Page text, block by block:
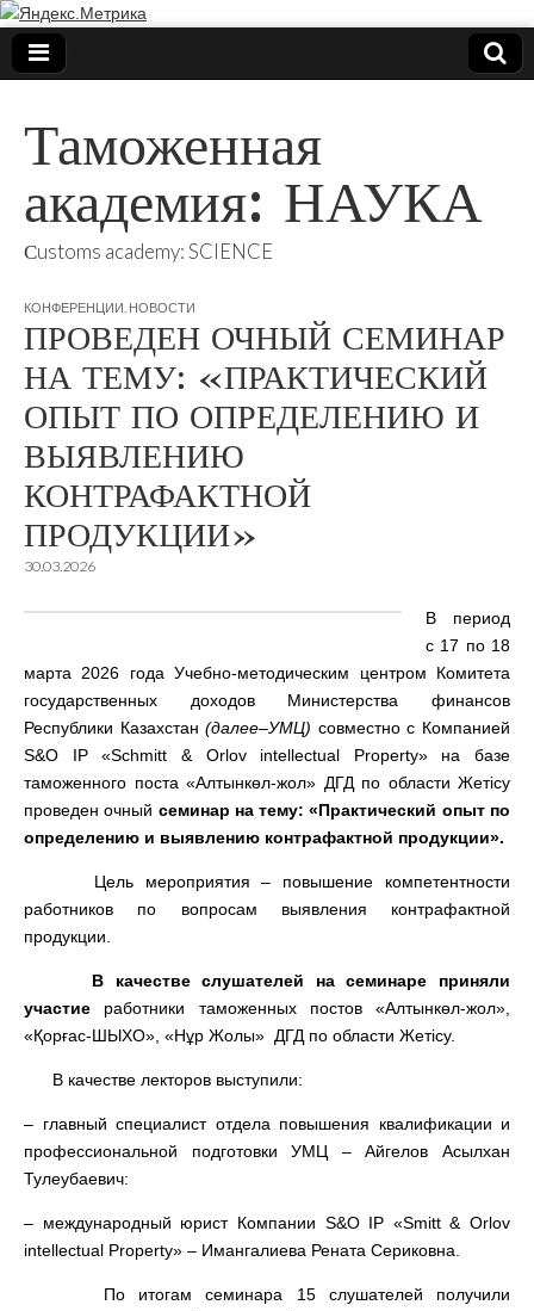
Таможенная
академия: НАУКА
Сustoms academy: SCIENCE
КОНФЕРЕНЦИИ НОВОСТИ
ПРОВЕДЕН ОЧНЫЙ СЕМИНАР
НА ТЕМУ: «ПРАКТИЧЕСКИЙ
ОПЫТ ПО ОПРЕДЕЛЕНИЮ И
ВЫЯВЛЕНИЮ
КОНТРАФАКТНОЙ
ПРОДУКЦИИ»
30.03.2026
В период
с 17 по 18
марта 2026 года Учебно-методическим центром Комитета
государственных доходов Министерства финансов
Республики Казахстан(далее–УМЦ) совместно с Компанией
S&O IP «Schmitt & Orlov intellectual Property» на базе
таможенного поста «Алтынкөл-жол» ДГД по области Жетісу
проведен очный семинар на тему: «Практический опыт по
определению и выявлению контрафактной продукции».
Цель мероприятия – повышение компетентности
работников по вопросам выявления контрафактной
продукции.
В качестве слушателей на семинаре приняли
участие работники таможенных постов «Алтынкөл-жол»,
«Қорғас-ШЫХО», «Нұр Жолы» ДГД по области Жетісу.
В качестве лекторов выступили:
– главный специалист отдела повышения квалификации и
профессиональной подготовки УМЦ – Айгелов Асылхан
Тулеубаевич:
– международный юрист Компании S&O IP «Smitt & Orlov
intellectual Property» – Имангалиева Рената Сериковна.
По итогам семинара 15 слушателей получили